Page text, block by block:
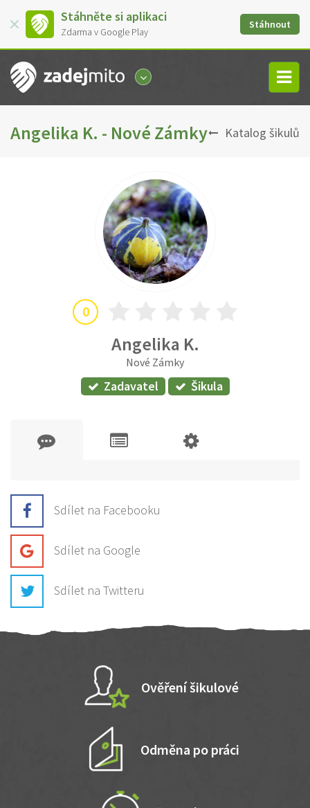
Stáhněte si aplikaci
Zdarma v Google Play
Stáhnout
Angelika K. - Nové Zámky Katalog šikulů
0
Angelika K.
Nové Zámky
Zadavatel Šikula
Sdílet na Facebooku
Sdílet na Google
Sdílet na Twitteru
Ověření šikulové
Odměna po práci